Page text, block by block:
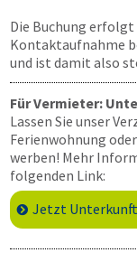
Die Buchung erfolgt
Kontaktaufnahme
und ist damit also
Für Vermieter:
Lassen Sie unser
Ferienwohnung
werben! Mehr
folgenden Link:
Jetzt